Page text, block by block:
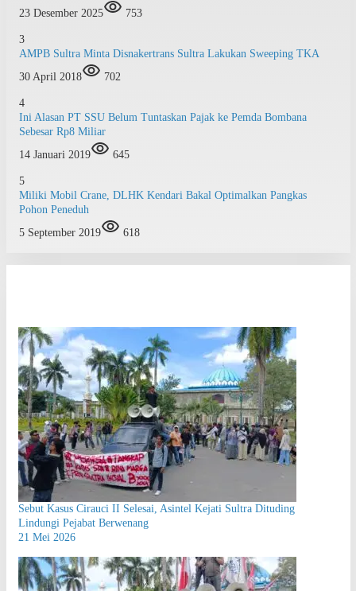
23 Desember 2025 753
3
AMPB Sultra Minta Disnakertrans Sultra Lakukan Sweeping TKA
30 April 2018
702
4
Ini Alasan PT SSU Belum Tuntaskan Pajak ke Pemda Bombana
Sebesar Rp8 Miliar
14 Januari 2019
645
5
Miliki Mobil Crane, DLHK Kendari Bakal Optimalkan Pangkas
Pohon Peneduh
5 September 2019
618
Sebut Kasus Cirauci II Selesai, Asintel Kejati Sultra Dituding
Lindungi Pejabat Berwenang
21 Mei 2026